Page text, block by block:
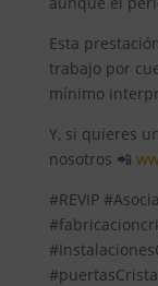
Esta
trabajo por
mínimo
Y, si quieres
nosotros 📲
#REVIP